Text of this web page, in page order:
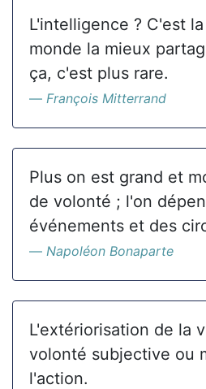
L'intelligence ? C'est
monde la mieux
ça, c'est plus rare.
François Mitterrand
Plus on est grand et
de volonté ; l'on
événements et des
Napoléon Bonaparte
L'extériorisation de la
volonté subjective ou
l'action.